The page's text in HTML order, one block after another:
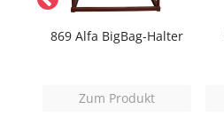
869 Alfa BigBag-Halter
Zum Produkt